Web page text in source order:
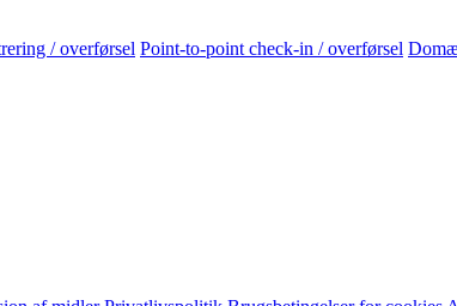
/ overførsel Point-to-point check-in / overførsel